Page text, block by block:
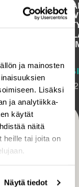
ja mainosten
Lisäksi
ja analytiikka-
käytät
näitä
heille tai joita on
Näytä tiedot
ja muut